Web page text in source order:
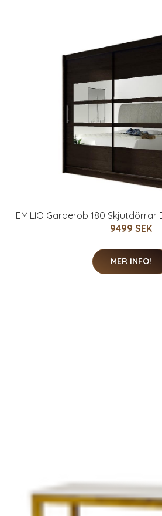
EMILIO Garderob 180 Skjutdörrar
9499 SEK
MER INFO!